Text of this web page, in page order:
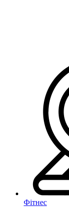
Фітнес